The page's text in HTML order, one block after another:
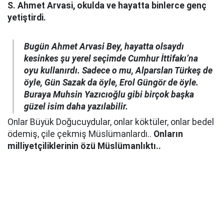
S. Ahmet Arvasi, okulda ve hayatta binlerce genç
yetiştirdi.
Bugün Ahmet Arvasi Bey, hayatta olsaydı
kesinkes şu yerel seçimde Cumhur İttifakı’na
oyu kullanırdı. Sadece o mu, Alparslan Türkeş de
öyle, Gün Sazak da öyle, Erol Güngör de öyle.
Buraya Muhsin Yazıcıoğlu gibi birçok başka
güzel isim daha yazılabilir.
Onlar Büyük Doğucuydular, onlar köktüler, onlar bedel
ödemiş, çile çekmiş Müslümanlardı.. Onların
milliyetçiliklerinin özü Müslümanlıktı..